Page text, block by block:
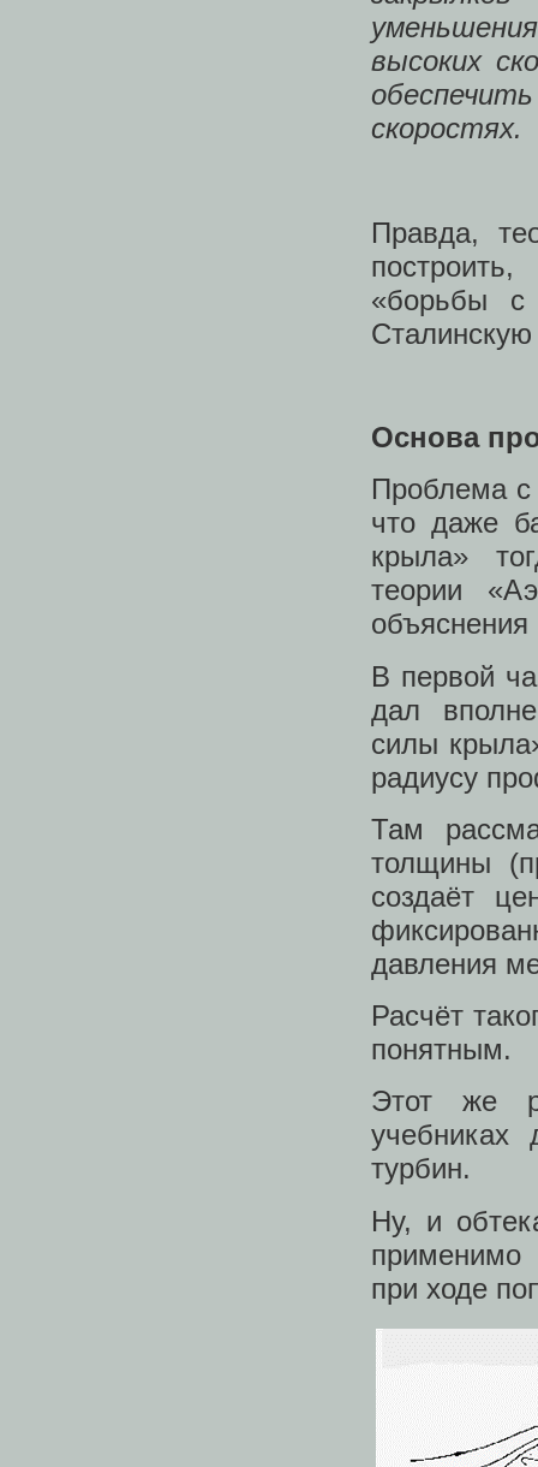
высоких
скоростях.
Правда,
«борьбы
Основа
Проблема с
что даже
крыла»
теории
объяснения
В первой
дал
силы
радиусу
Там
толщины
создаёт
давления
Расчёт
понятным.
Этот же
учебниках
турбин.
Ну, и
применимо
при ходе